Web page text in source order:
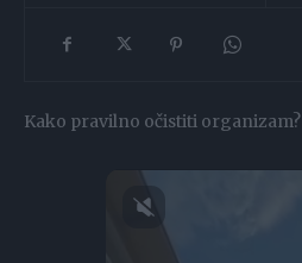
Kako pravilno očistiti organizam?